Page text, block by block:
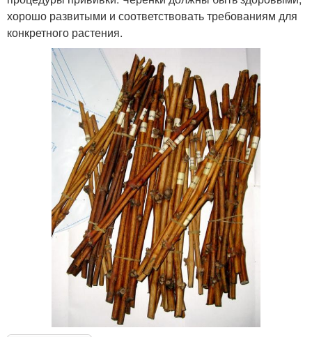
хорошо развитыми и соответствовать требованиям для
конкретного растения.